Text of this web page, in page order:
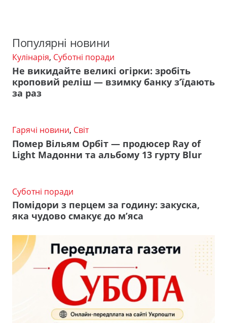
Популярні новини
Кулінарія, Суботні поради
Не викидайте великі огірки: зробіть
кроповий реліш — взимку банку з’їдають
за раз
Гарячі новини, Світ
Помер Вільям Орбіт — продюсер Ray of
Light Мадонни та альбому 13 гурту Blur
Суботні поради
Помідори з перцем за годину: закуска,
яка чудово смакує до м’яса